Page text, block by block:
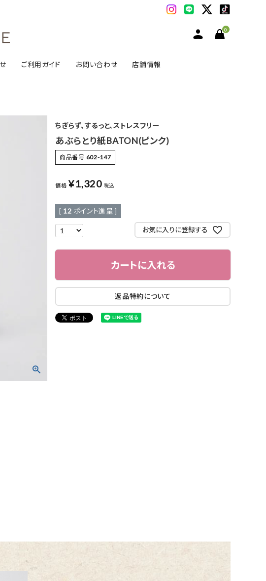
0
ご利用ガイド お問い合わせ 店舗情報
ちぎらず、するっと、ストレスフリー
あぶらとり紙BATON(ピンク)
商品番号 602-147
価格 ¥1,320 税込
[ 12 ポイント進呈 ]
お気に入りに登録する
カートに入れる
返品特約について